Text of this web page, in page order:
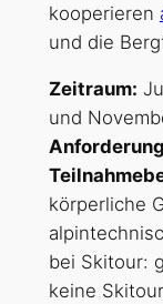
kooperieren
und die
Zeitraum:
und
körperliche
bei Skitour:
keine